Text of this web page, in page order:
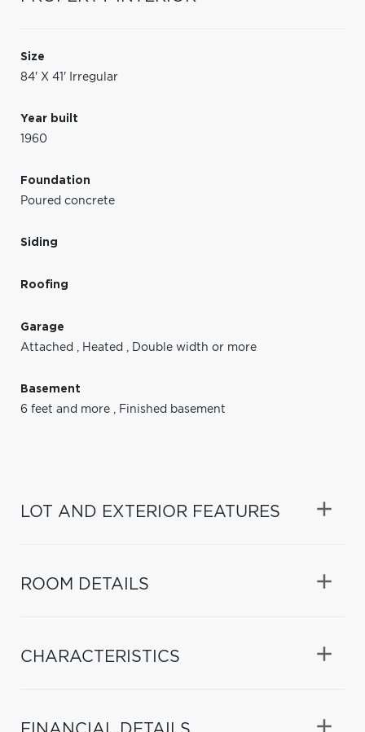
Size
84' X 41' Irregular
Year built
1960
Foundation
Poured concrete
Siding
Roofing
Garage
Attached , Heated , Double width or more
Basement
6 feet and more , Finished basement
LOT AND EXTERIOR FEATURES
ROOM DETAILS
CHARACTERISTICS